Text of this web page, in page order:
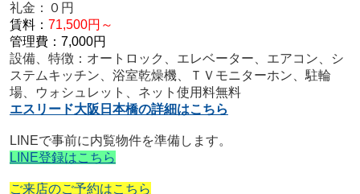
礼金：０円
賃料： 71,500円～
管理費：7,000円
設備、特徴：オートロック、エレベーター、エアコン、シ
ステムキッチン、浴室乾燥機、ＴＶモニターホン、駐輪
場、ウォシュレット、ネット使用料無料
エスリード大阪日本橋の詳細はこちら
LINEで事前に内覧物件を準備します。
LINE登録はこちら
ご来店のご予約はこちら